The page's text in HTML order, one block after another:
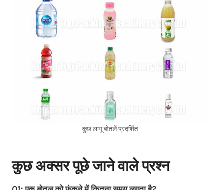
कुछ लागू बोतलें प्रदर्शित
कुछ अक्सर पूछे जाने वाले प्रश्न